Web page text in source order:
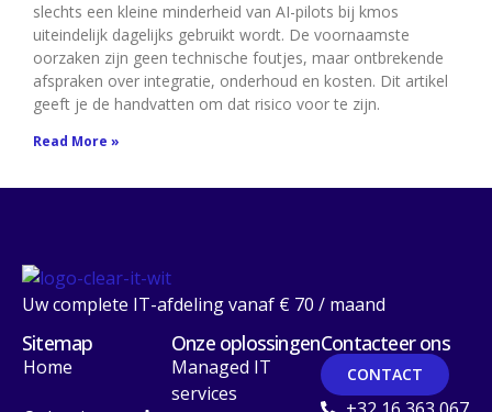
slechts een kleine minderheid van AI-pilots bij kmos
uiteindelijk dagelijks gebruikt wordt. De voornaamste
oorzaken zijn geen technische foutjes, maar ontbrekende
afspraken over integratie, onderhoud en kosten. Dit artikel
geeft je de handvatten om dat risico voor te zijn.
Read More »
Uw complete IT-afdeling vanaf € 70 / maand
Sitemap
Home
Onze oplossingen
Managed IT
services
Contacteer ons
CONTACT